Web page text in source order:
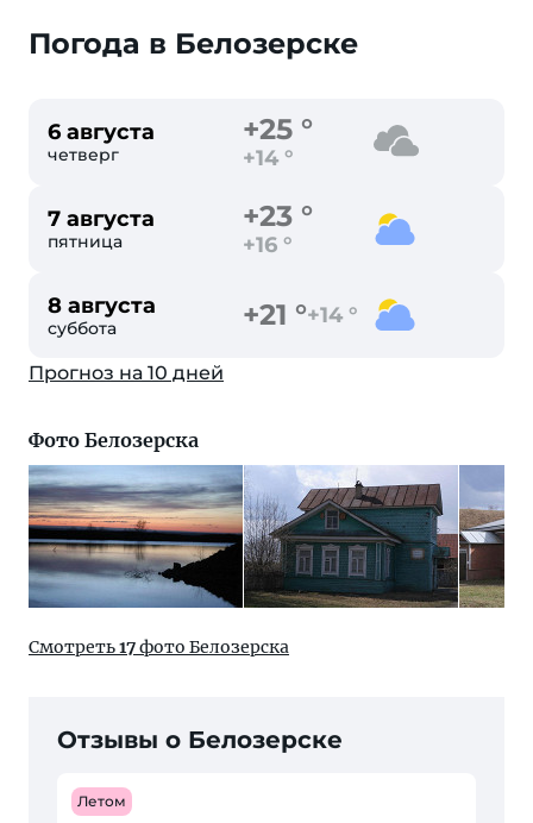
Погода в Белозерске
6 августа
четверг
+25 °
+14 °
7 августа
пятница
+23 °
+16 °
8 августа
суббота +21 °+14 °
Прогноз на 10 дней
Фото Белозерска
Смотреть17фото Белозерска
Отзывы о Белозерске
Летом